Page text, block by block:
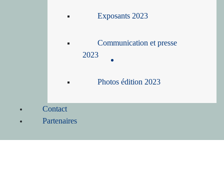
Exposants 2023
Communication et presse
2023
Photos édition 2023
Contact
Partenaires